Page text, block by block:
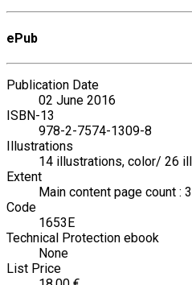
ePub
Publication Date
02 June 2016
ISBN-13
978-2-7574-1309-8
Illustrations
14 illustrations, color/ 26
Extent
Main content page count :
Code
1653E
Technical Protection ebook
None
List Price